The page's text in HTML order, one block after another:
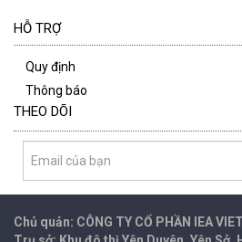
HỖ TRỢ
Quy định
Thông báo
THEO DÕI
Chủ quản: CÔNG TY CỔ PHẦN IEA